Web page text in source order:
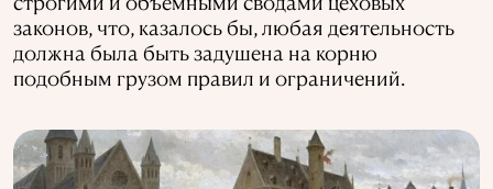
законов, что, казалось бы, любая деятельность
должна была быть задушена на корню
подобным грузом правил и ограничений.